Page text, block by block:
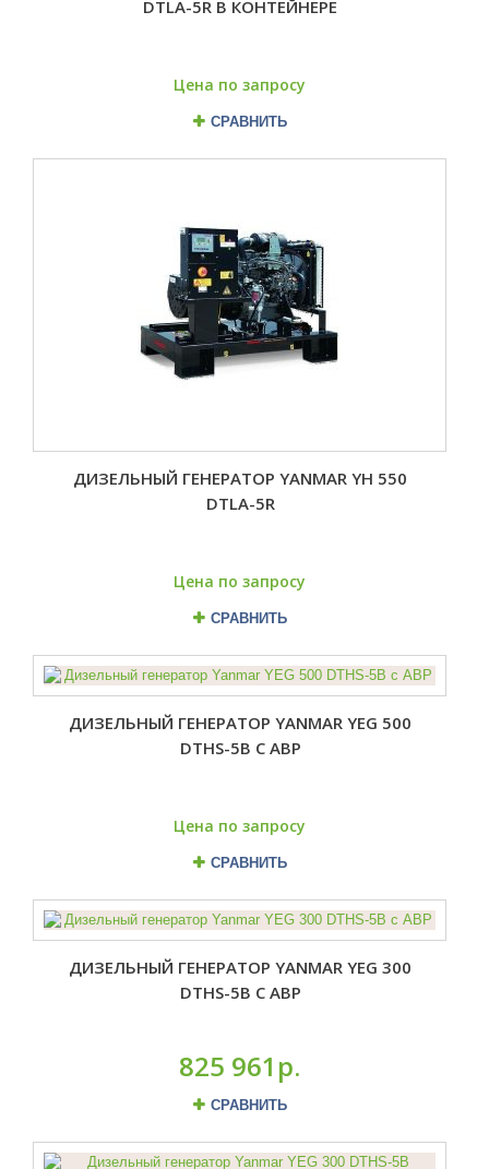
DTLA-5R В КОНТЕЙНЕРЕ
Цена по запросу
СРАВНИТЬ
ДИЗЕЛЬНЫЙ ГЕНЕРАТОР YANMAR YH 550
DTLA-5R
Цена по запросу
СРАВНИТЬ
ДИЗЕЛЬНЫЙ ГЕНЕРАТОР YANMAR YEG 500
DTHS-5B С АВР
Цена по запросу
СРАВНИТЬ
ДИЗЕЛЬНЫЙ ГЕНЕРАТОР YANMAR YEG 300
DTHS-5B С АВР
825 961р.
СРАВНИТЬ